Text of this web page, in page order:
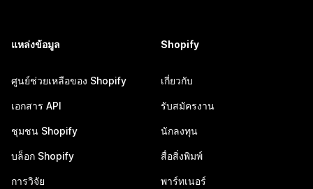
แหล่งข้อมูล
ศูนย์ช่วยเหลือของ Shopify
เอกสาร API
ชุมชน Shopify
บล็อก Shopify
การวิจัย
Shopify
เกี่ยวกับ
รับสมัครงาน
นักลงทุน
สื่อสิ่งพิมพ์
พาร์ทเนอร์